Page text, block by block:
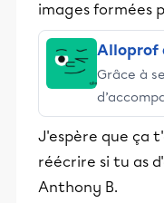
images formées
Alloprof
Grâce à
et leurs
éducative.
J'espère que ça
réécrire si tu as
Anthony B.